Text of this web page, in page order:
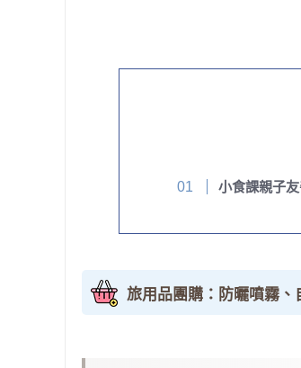
小食課親子
旅用品團購：防曬噴霧